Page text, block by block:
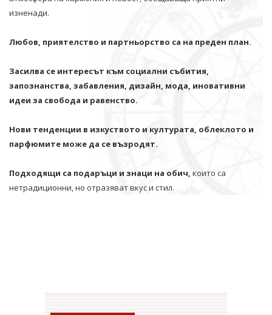
изненади.
Любов, приятелство и партньорство са на преден план.
Засилва се интересът към социални събития,
запознанства, забавления, дизайн, мода, иновативни
идеи за свобода и равенство.
Нови тенденции в изкуството и културата, облеклото и
парфюмите може да се възродят.
Подходящи са подаръци и знаци на обич, които са
нетрадиционни, но отразяват вкус и стил.